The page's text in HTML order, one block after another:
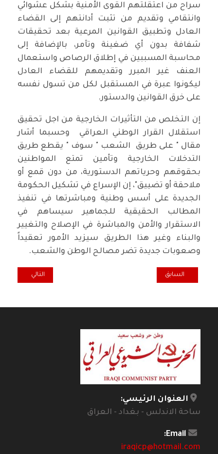
سراح من اعتقلتهم القوى الأمنية بشكل عشوائي
وانتقامي وتقديم من تثبت أدانتهم إلى القضاء
العادل وتطبيق القوانين المرعية بعد تحقيقات
شفافة بدون أي ضغينة وتآمر، بالإضافة إلى
محاسبة المسببين في إطلاق الرصاص واستعمال
العنف غير المبرر وتقديمهم للقضاء العادل
ليكونوا عبرة في المستقبل لكل من تسول نفسه
على خرق القوانين والدستور.
إن التخلص من التأثيرات الخارجية من اجل تحقيق
استقلال القرار الوطني العراقي وحسبما أشار
مقال " على طريق الشعب " سوف " يقطع طريق
التدخلات الخارجية وتأمين تمتع المواطنين
بحقوقهم وحرياتهم الدستورية، من دون قمع أو
ملاحقة أو تضييق"، إن الإسراع في تشكيل الحكومة
الجديدة على أسس وطنية ومباشرتها في تنفيذ
المطالب الحقيقية للجماهير سيساهم في
الاستقرار والأمن والمباشرة في الإصلاح والتغيير
والبناء وغير هذا الطريق سيزيد الأمور تعقيداً
وصعوبات جديدة تضر مصالح الوطن والشعب.
المقال السابق: غاندي قراءة مختلفة ج2
السابق المقال التالي:
التالي
العنوان الرئيسي:
ساحة الاندلس - بغداد - العراق
Email:
iraqicp@hotmail.com